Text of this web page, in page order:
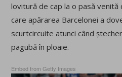
lovitură de cap la o pasă
care apărarea Barcelonei a
scurtcircuite atunci când
pagubă în ploaie.
Embed from Getty Images